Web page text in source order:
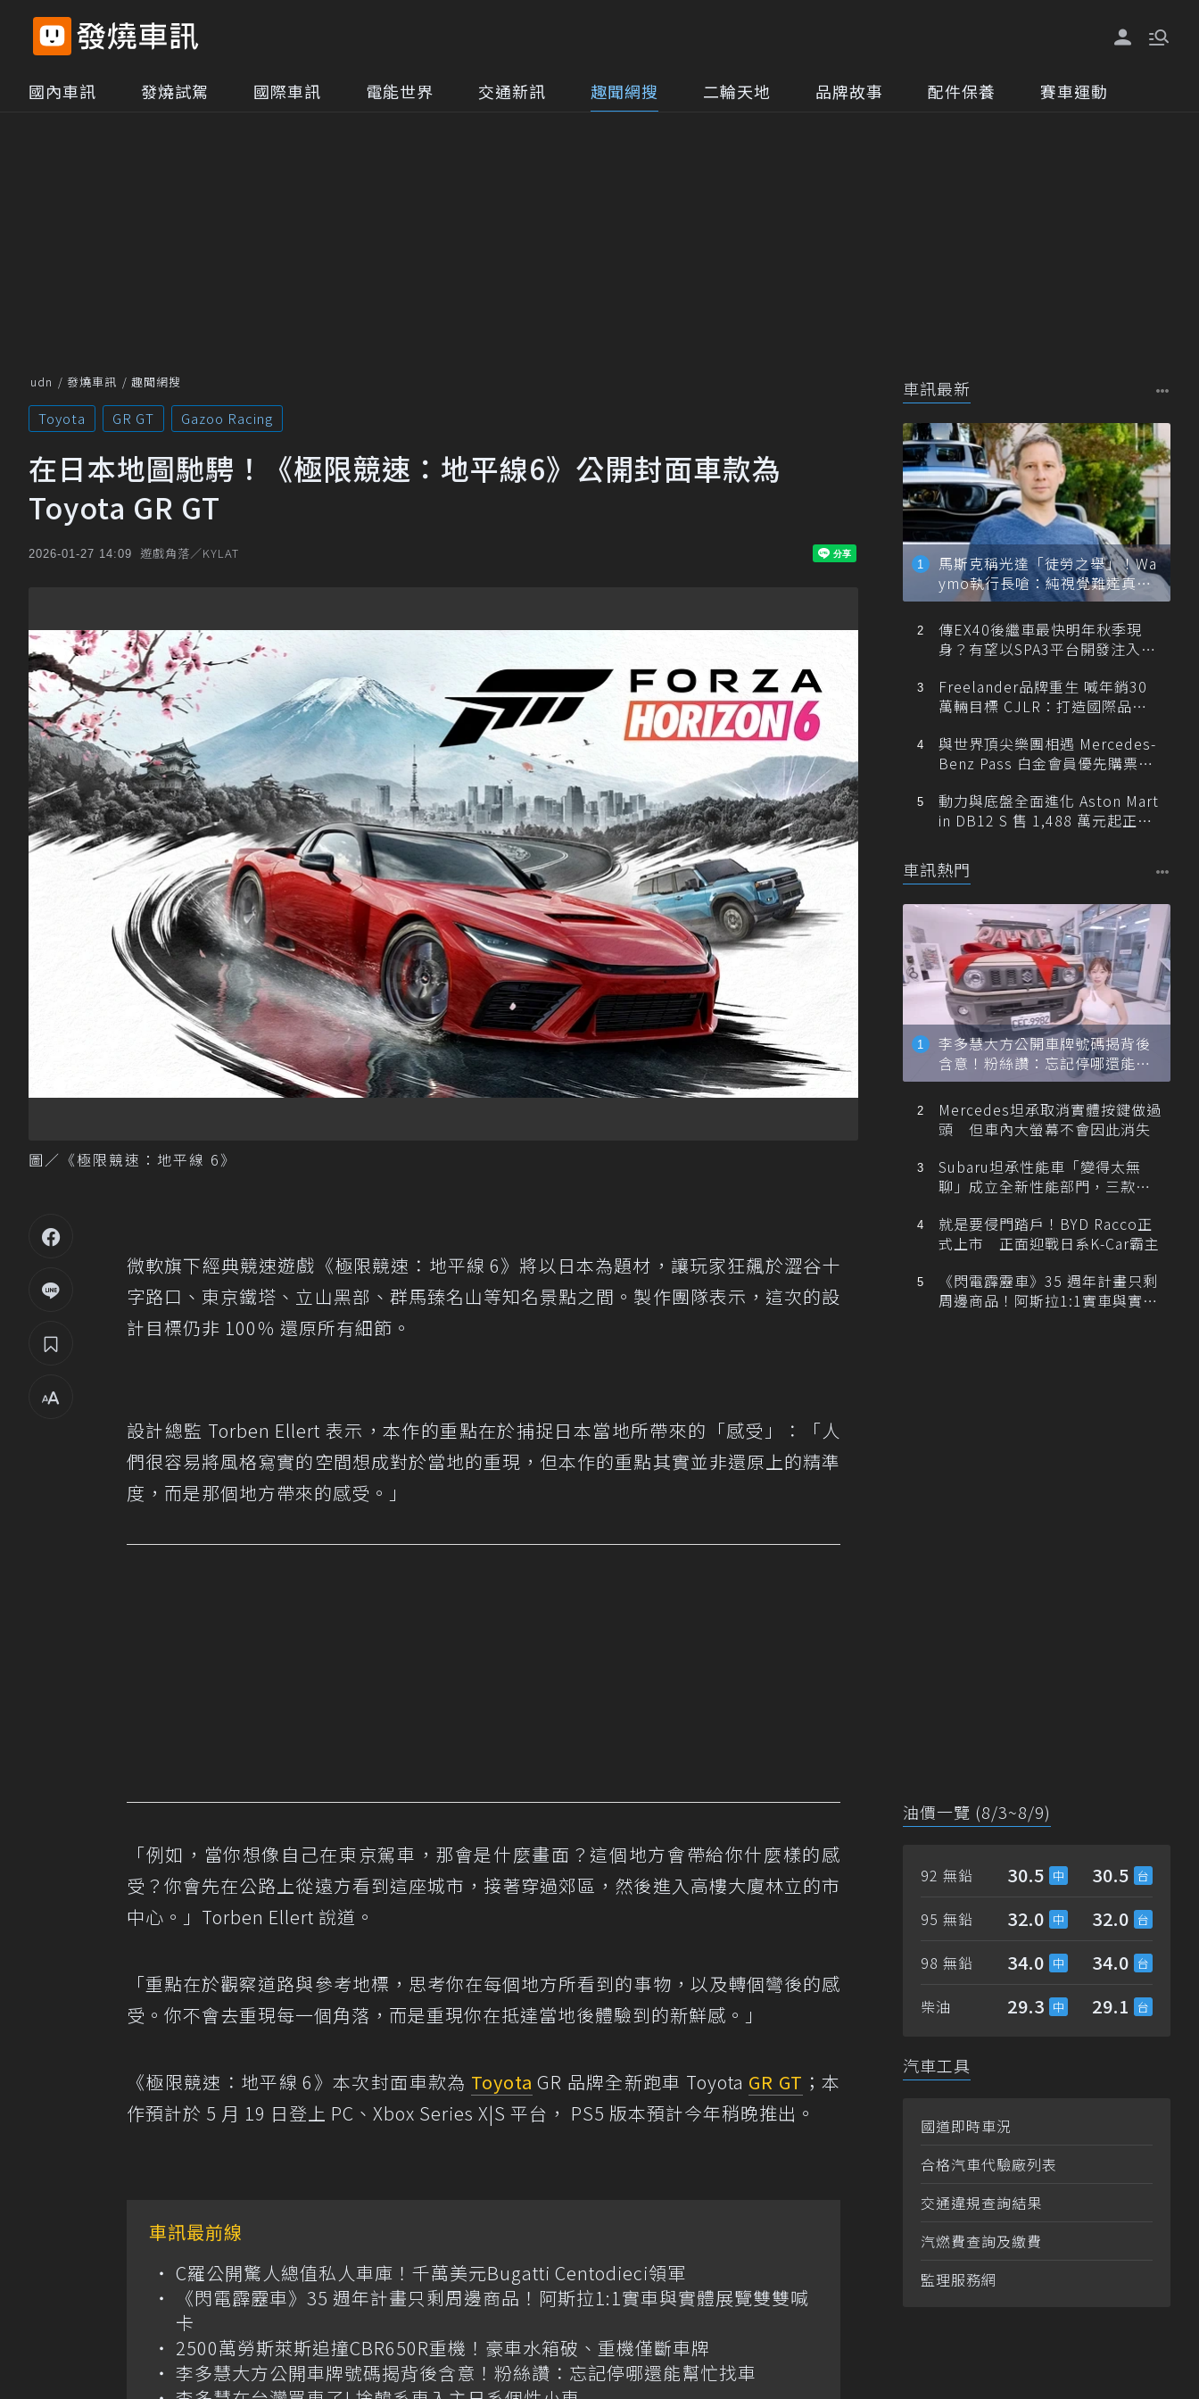
國內車訊 發燒試駕 國際車訊 電能世界 交通新訊 趣聞網搜 二輪天地 品牌故事 配件保養 賽車運動
udn 發燒車訊 趣聞網搜
Toyota GR GT Gazoo Racing
在日本地圖馳騁！《極限競速：地平線6》公開封面車款為
Toyota GR GT
2026-01-27 14:09 遊戲角落／KYLAT
圖／《極限競速：地平線 6》
微軟旗下經典競速遊戲《極限競速：地平線 6》將以日本為題材，讓玩家狂飆於澀谷十
字路口、東京鐵塔、立山黑部、群馬臻名山等知名景點之間。製作團隊表示，這次的設
計目標仍非 100％ 還原所有細節。
設計總監 Torben Ellert 表示，本作的重點在於捕捉日本當地所帶來的「感受」：「人
們很容易將風格寫實的空間想成對於當地的重現，但本作的重點其實並非還原上的精準
度，而是那個地方帶來的感受。」
「例如，當你想像自己在東京駕車，那會是什麼畫面？這個地方會帶給你什麼樣的感
受？你會先在公路上從遠方看到這座城市，接著穿過郊區，然後進入高樓大廈林立的市
中心。」Torben Ellert 說道。
「重點在於觀察道路與參考地標，思考你在每個地方所看到的事物，以及轉個彎後的感
受。你不會去重現每一個角落，而是重現你在抵達當地後體驗到的新鮮感。」
《極限競速：地平線 6》本次封面車款為 Toyota GR 品牌全新跑車 Toyota GR GT ；本
作預計於 5 月 19 日登上 PC、Xbox Series X|S 平台， PS5 版本預計今年稍晚推出。
車訊最前線
C羅公開驚人總值私人車庫！千萬美元Bugatti Centodieci領軍
《閃電霹靂車》35 週年計畫只剩周邊商品！阿斯拉1:1實車與實體展覽雙雙喊
卡
2500萬勞斯萊斯追撞CBR650R重機！豪車水箱破、重機僅斷車牌
李多慧大方公開車牌號碼揭背後含意！粉絲讚：忘記停哪還能幫忙找車
車訊最新
馬斯克稱光達「徒勞之舉」！Wa
ymo執行長嗆：純視覺難達真正
自動駕駛
傳EX40後繼車最快明年秋季現
身？有望以SPA3平台開發注入80
Freelander品牌重生 喊年銷30
萬輛目標 CJLR：打造國際品牌
與世界頂尖樂團相遇 Mercedes-
Benz Pass 白金會員優先購票維
動力與底盤全面進化 Aston Mart
in DB12 S 售 1,488 萬元起正式
車訊熱門
李多慧大方公開車牌號碼揭背後
含意！粉絲讚：忘記停哪還能幫
忙找車
Mercedes坦承取消實體按鍵做過
頭 但車內大螢幕不會因此消失
Subaru坦承性能車「變得太無
聊」成立全新性能部門，三款手
就是要侵門踏戶！BYD Racco正
式上市 正面迎戰日系K-Car霸主
《閃電霹靂車》35 週年計畫只剩
周邊商品！阿斯拉1:1實車與實體
油價一覽 (8/3~8/9)
92 無鉛 30.5 30.5
95 無鉛 32.0 32.0
98 無鉛 34.0 34.0
柴油 29.3 29.1
汽車工具
國道即時車況
合格汽車代驗廠列表
交通違規查詢結果
汽燃費查詢及繳費
監理服務網